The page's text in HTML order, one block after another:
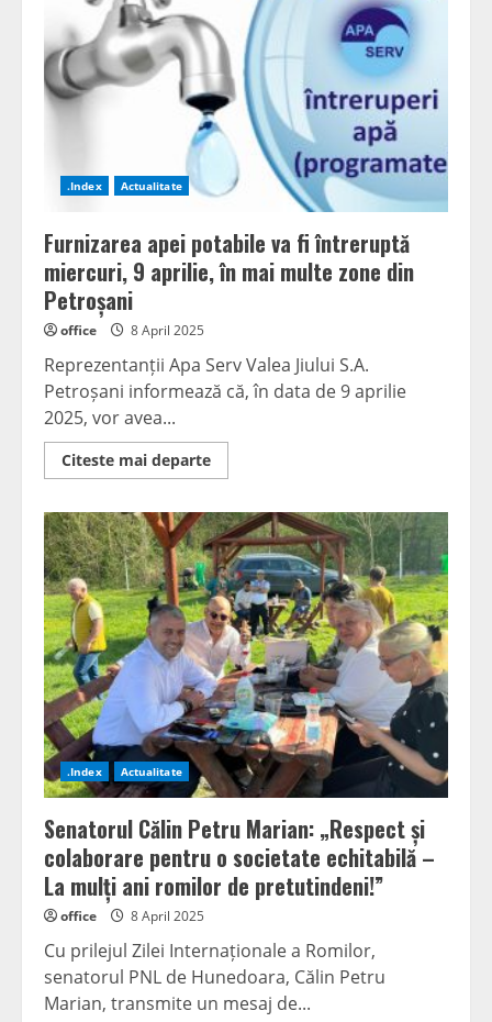
reprezentat
România
la
reuniunea
miniștrilor
culturii
din
Uniunea
Europeană
de
Varșovia
.Index Actualitate
Furnizarea apei potabile va fi întreruptă
miercuri, 9 aprilie, în mai multe zone din
Petroșani
office 8 April 2025
Reprezentanții Apa Serv Valea Jiului S.A.
Petroșani informează că, în data de 9 aprilie
2025, vor avea...
Citeste mai departeRead
more
apei
potabile
va
fi
întreruptă
miercuri,
9
aprilie,
în
mai
multe
zone
din
Petroșani
.Index Actualitate
Senatorul Călin Petru Marian: „Respect și
colaborare pentru o societate echitabilă –
La mulți ani romilor de pretutindeni!”
office 8 April 2025
Cu prilejul Zilei Internaționale a Romilor,
senatorul PNL de Hunedoara, Călin Petru
Marian, transmite un mesaj de...